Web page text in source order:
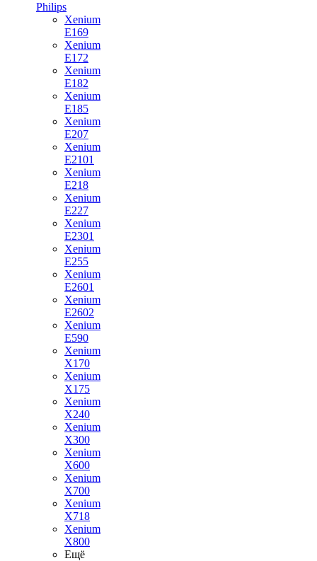
Philips
Xenium
E169
Xenium
E172
Xenium
E182
Xenium
E185
Xenium
E207
Xenium
E2101
Xenium
E218
Xenium
E227
Xenium
E2301
Xenium
E255
Xenium
E2601
Xenium
E2602
Xenium
E590
Xenium
X170
Xenium
X175
Xenium
X240
Xenium
X300
Xenium
X600
Xenium
X700
Xenium
X718
Xenium
X800
Ещё